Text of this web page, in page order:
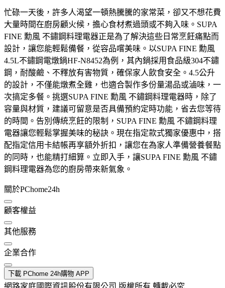
忙碌一天後，許多人渴望一頓熱騰騰的家常菜，卻又不想花費
大量時間在廚房顧火候，擔心食材煮過頭或不夠入味。SUPA
FINE 勳風 不鏽鋼料理電器正是為了解決這些日常烹飪痛點而
設計，讓您能輕鬆備餐，從容品嚐美味。以SUPA FINE 勳風
4.5L不鏽鋼電燉鍋HF-N8452為例，其內鍋採用食品級304不鏽
鋼，耐酸鹼、不釋放有害物質，確保家人飲食安全。4.5公升
的設計，不僅能燉煮全雞，也適合製作多份量湯品或滷味，一
次搞定多餐。挑選SUPA FINE 勳風 不鏽鋼料理電器時，除了
容量與材質，建議可留意是否具備預約定時功能，省去您等待
的時間。告別傳統烹飪的限制，SUPA FINE 勳風 不鏽鋼料理
電器讓您輕鬆掌握美味的秘訣。現在指定款式獨家優惠中，搭
配指定信用卡結帳再享額外折扣，讓您在為家人準備營養餐點
的同時，也能精打細算。立即入手，讓SUPA FINE 勳風 不鏽
鋼料理電器為您的廚房帶來新氣象。
關於PChome24h
顧客權益
其他服務
企業合作
下載 PChome 24h購物 APP
網路家庭國際資訊股份有限公司 版權所有 轉載必究